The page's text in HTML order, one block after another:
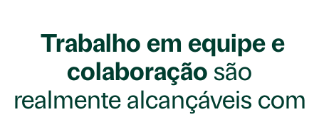
Trabalho em equipe e
colaboração são
realmente alcançáveis com